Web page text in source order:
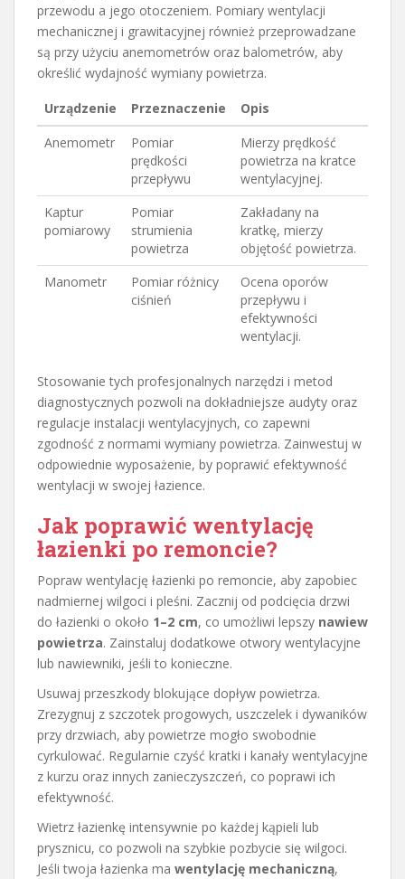
przewodu a jego otoczeniem. Pomiary wentylacji
mechanicznej i grawitacyjnej również przeprowadzane
są przy użyciu anemometrów oraz balometrów, aby
określić wydajność wymiany powietrza.
Urządzenie Przeznaczenie
Opis
Anemometr
Pomiar
prędkości
przepływu
Mierzy prędkość
powietrza na kratce
wentylacyjnej.
Kaptur
pomiarowy
Pomiar
strumienia
powietrza
Zakładany na
kratkę, mierzy
objętość powietrza.
Manometr
Pomiar różnicy
ciśnień
Ocena oporów
przepływu i
efektywności
wentylacji.
Stosowanie tych profesjonalnych narzędzi i metod
diagnostycznych pozwoli na dokładniejsze audyty oraz
regulacje instalacji wentylacyjnych, co zapewni
zgodność z normami wymiany powietrza. Zainwestuj w
odpowiednie wyposażenie, by poprawić efektywność
wentylacji w swojej łazience.
Jak poprawić wentylację
łazienki po remoncie?
Popraw wentylację łazienki po remoncie, aby zapobiec
nadmiernej wilgoci i pleśni. Zacznij od podcięcia drzwi
do łazienki o około 1–2 cm, co umożliwi lepszy nawiew
powietrza. Zainstaluj dodatkowe otwory wentylacyjne
lub nawiewniki, jeśli to konieczne.
Usuwaj przeszkody blokujące dopływ powietrza.
Zrezygnuj z szczotek progowych, uszczelek i dywaników
przy drzwiach, aby powietrze mogło swobodnie
cyrkulować. Regularnie czyść kratki i kanały wentylacyjne
z kurzu oraz innych zanieczyszczeń, co poprawi ich
efektywność.
Wietrz łazienkę intensywnie po każdej kąpieli lub
prysznicu, co pozwoli na szybkie pozbycie się wilgoci.
Jeśli twoja łazienka ma wentylację mechaniczną,